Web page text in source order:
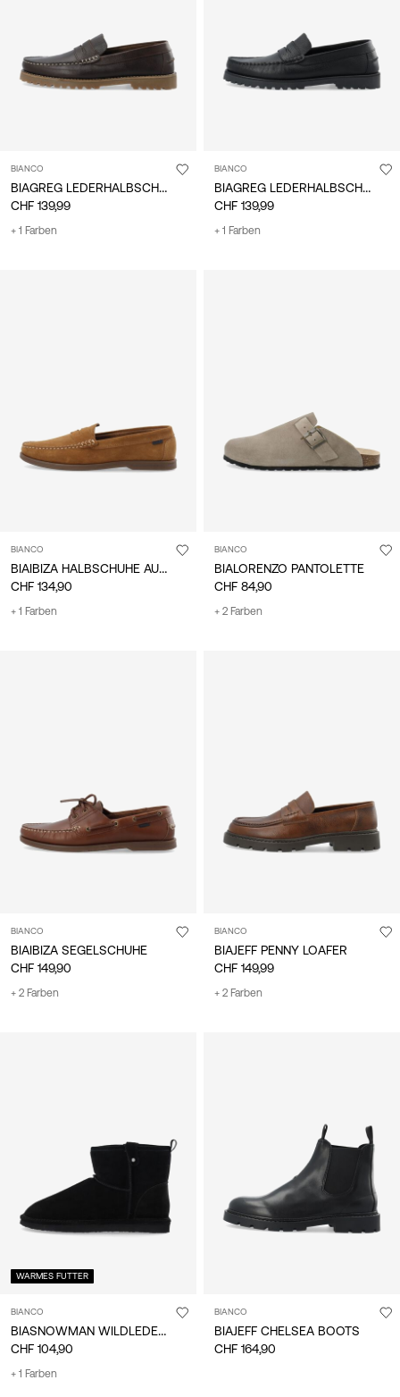
BIANCO
BIAGREG LEDERHALBSCHUHE
CHF 139,99
+ 1 Farben
BIANCO
BIAGREG LEDERHALBSCHUHE
CHF 139,99
+ 1 Farben
BIANCO
BIAIBIZA HALBSCHUHE AUS WILDLEDER
CHF 134,90
+ 1 Farben
BIANCO
BIALORENZO PANTOLETTE
CHF 84,90
+ 2 Farben
BIANCO
BIAIBIZA SEGELSCHUHE
CHF 149,90
+ 2 Farben
BIANCO
BIAJEFF PENNY LOAFER
CHF 149,99
+ 2 Farben
WARMES FUTTER
BIANCO
BIASNOWMAN WILDLEDERSTIEFELETTE
CHF 104,90
+ 1 Farben
BIANCO
BIAJEFF CHELSEA BOOTS
CHF 164,90